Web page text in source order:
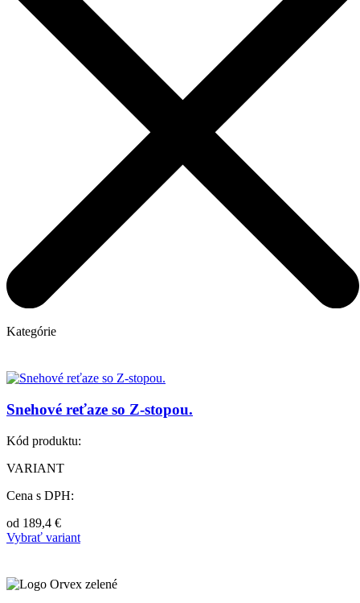
Kategórie
Snehové reťaze so Z-stopou.
Kód produktu:
VARIANT
Cena s DPH:
od 189,4 €
Vybrať variant